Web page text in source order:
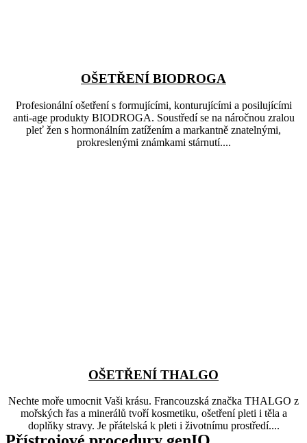
OŠETŘENÍ BIODROGA
Profesionální ošetření s formujícími, konturujícími a posilujícími
anti-age produkty BIODROGA. Soustředí se na náročnou zralou
pleť žen s hormonálním zatížením a markantně znatelnými,
prokreslenými známkami stárnutí....
OŠETŘENÍ THALGO
Nechte moře umocnit Vaši krásu. Francouzská značka THALGO z
mořských řas a minerálů tvoří kosmetiku, ošetření pleti i těla a
doplňky stravy. Je přátelská k pleti i životnímu prostředí....